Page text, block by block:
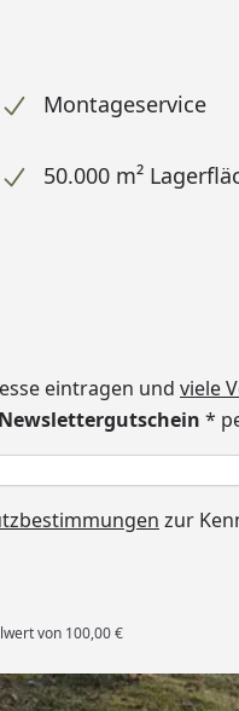
Montageservice
50.000 m²
eintragen und viele
*
zur
von 100,00 €